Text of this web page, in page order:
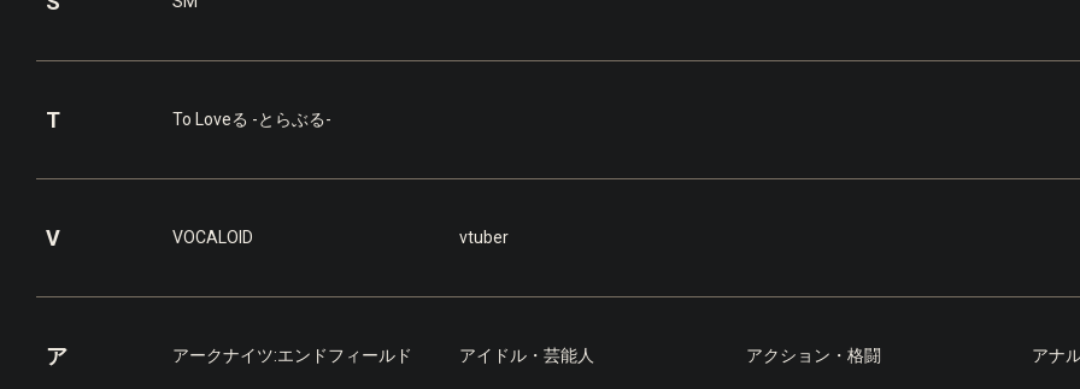
T To Loveる -とらぶる-
V VOCALOID vtuber
ア アークナイツ:エンドフィールド アイドル・芸能人 アクション・格闘 アナ